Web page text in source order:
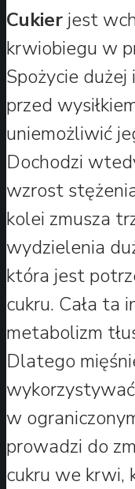
Cukier jest
krwiobiegu w
Spożycie dużej
przed
uniemożliwić
Dochodzi
wzrost
kolei zmusza
wydzielenia
która jest
cukru. Cała ta
metabolizm
Dlatego
w
prowadzi do
cukru we krwi,